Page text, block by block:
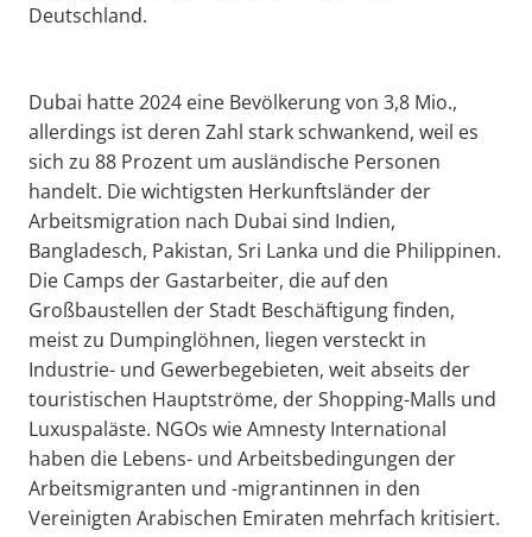
Deutschland.
Dubai hatte 2024 eine Bevölkerung von 3,8 Mio.,
allerdings ist deren Zahl stark schwankend, weil es
sich zu 88 Prozent um ausländische Personen
handelt. Die wichtigsten Herkunftsländer der
Arbeitsmigration nach Dubai sind Indien,
Bangladesch, Pakistan, Sri Lanka und die Philippinen.
Die Camps der Gastarbeiter, die auf den
Großbaustellen der Stadt Beschäftigung finden,
meist zu Dumpinglöhnen, liegen versteckt in
Industrie- und Gewerbegebieten, weit abseits der
touristischen Hauptströme, der Shopping-Malls und
Luxuspaläste. NGOs wie Amnesty International
haben die Lebens- und Arbeitsbedingungen der
Arbeitsmigranten und -migrantinnen in den
Vereinigten Arabischen Emiraten mehrfach kritisiert.